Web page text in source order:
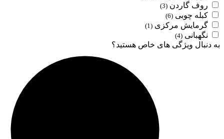
روف گاردن (3)
کبله چوبی (6)
گرمایش مرکزی (1)
نگهبانی (4)
به دنبال ویژگی های خاص هستید؟